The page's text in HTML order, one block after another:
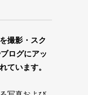
撮影・スク
ログにアッ
ています。